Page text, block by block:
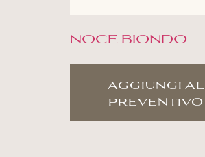
NOCE BIONDO
aggiungi al
preventivo